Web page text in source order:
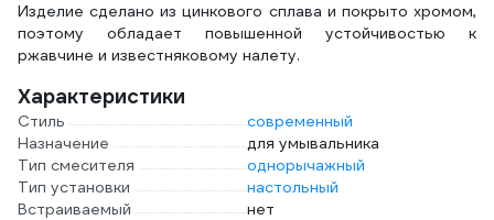
Изделие сделано из цинкового сплава и покрыто хромом,
поэтому обладает повышенной устойчивостью к
ржавчине и известняковому налету.
Характеристики
Стиль
современный
Назначение
для умывальника
Тип смесителя
однорычажный
Тип установки
настольный
Встраиваемый
нет